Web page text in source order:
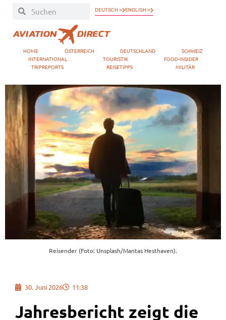
DEUTSCH » ENGLISH »
HOME ÖSTERREICH DEUTSCHLAND
SCHWEIZ
INTERNATIONAL
TOURISTIK
FOOD-INSIDER
TRIPREPORTS
REISETIPPS MILITÄR
Reisender (Foto: Unsplash/Mantas Hesthaven).
30. Juni 2026 11:38
Jahresbericht zeigt die